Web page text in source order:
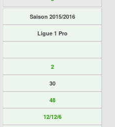
Saison 2015/2016
Ligue 1 Pro
2
30
48
12/12/6